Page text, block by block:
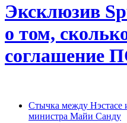
Эксклюзив
о том,
соглашение
Cтычка между Нэстасе
министра Майи Санду